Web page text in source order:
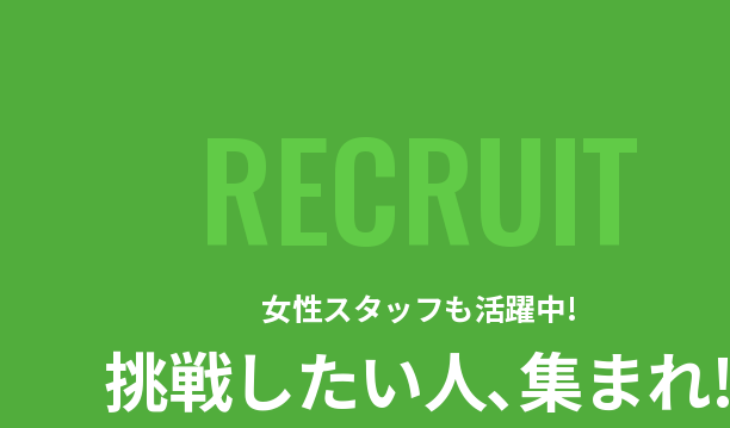
RECRUIT
女性スタッフも活躍中!
挑戦したい人､集まれ!